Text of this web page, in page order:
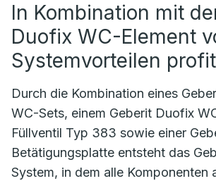
In Kombination mit
Duofix WC-Element
Systemvorteilen
Durch die Kombination eines
WC-Sets, einem Geberit Duofix
Füllventil Typ 383 sowie einer
Betätigungsplatte entsteht das
System, in dem alle Komponenten